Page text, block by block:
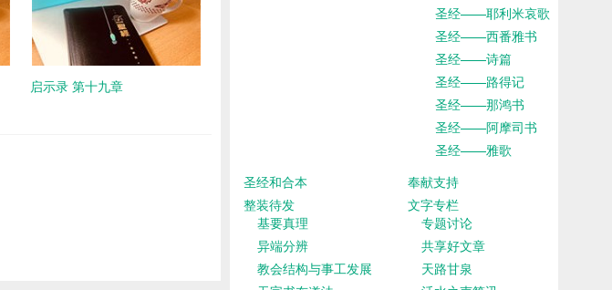
启示录 第十九章
圣经——耶利米哀歌
圣经——西番雅书
圣经——诗篇
圣经——路得记
圣经——那鸿书
圣经——阿摩司书
圣经——雅歌
圣经和合本
奉献支持
整装待发
基要真理
异端分辨
教会结构与事工发展
文字专栏
专题讨论
共享好文章
天路甘泉